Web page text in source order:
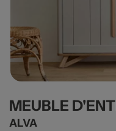
MEUBLE
ALVA